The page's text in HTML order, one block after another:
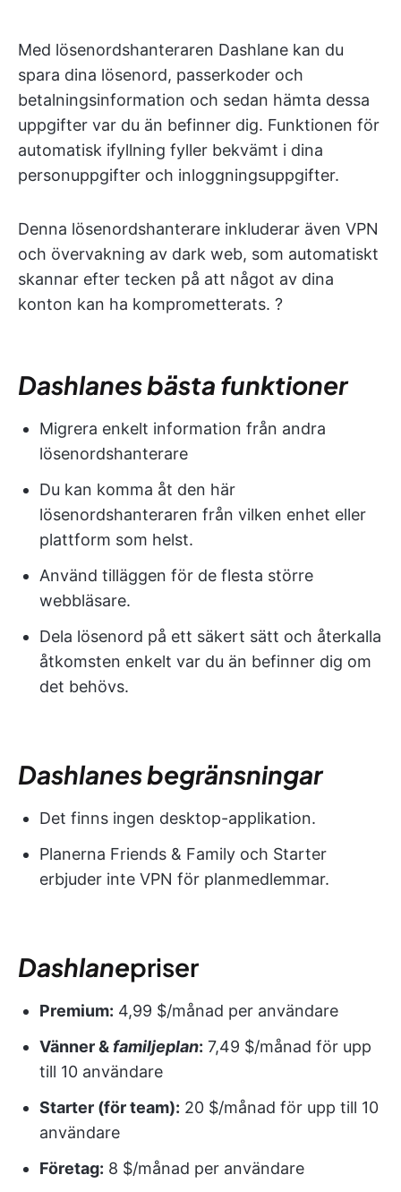
Med lösenordshanteraren Dashlane kan du
spara dina lösenord, passerkoder och
betalningsinformation och sedan hämta dessa
uppgifter var du än befinner dig. Funktionen för
automatisk ifyllning fyller bekvämt i dina
personuppgifter och inloggningsuppgifter.
Denna lösenordshanterare inkluderar även VPN
och övervakning av dark web, som automatiskt
skannar efter tecken på att något av dina
konton kan ha komprometterats. ?
Dashlanes bästa funktioner
Migrera enkelt information från andra
lösenordshanterare
Du kan komma åt den här
lösenordshanteraren från vilken enhet eller
plattform som helst.
Använd tilläggen för de flesta större
webbläsare.
Dela lösenord på ett säkert sätt och återkalla
åtkomsten enkelt var du än befinner dig om
det behövs.
Dashlanes begränsningar
Det finns ingen desktop-applikation.
Planerna Friends & Family och Starter
erbjuder inte VPN för planmedlemmar.
Dashlanepriser
Premium: 4,99 $/månad per användare
Vänner & familjeplan: 7,49 $/månad för upp
till 10 användare
Starter (för team): 20 $/månad för upp till 10
användare
Företag: 8 $/månad per användare